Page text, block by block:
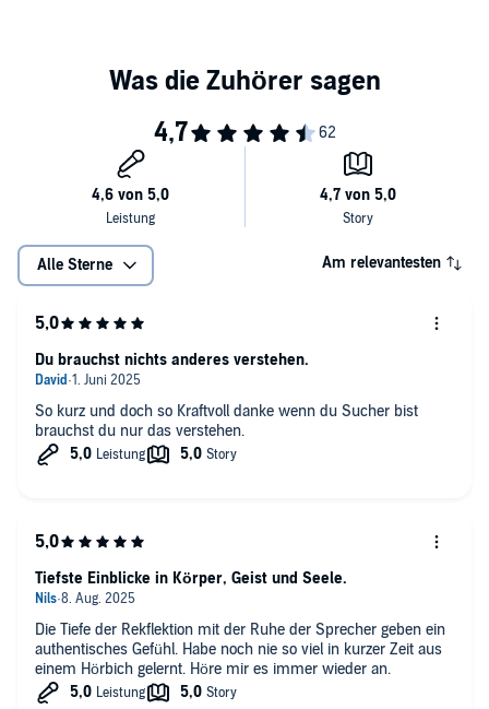
Kostbarkeit in klaren und eindrücklichen Worten: "Alle Fragen, die
den Tiefen der menschlichen Seele entspringen, münden letztlich in
Fragen beinhaltet das Wissen, dass alles, wonach der Mensch
sucht, nur Innen gefunden werden kann. Liebe ist Innen. Wahrheit
ist Innen. Gott ist Innen. Gott ist das Selbst."
©2022 advaitaMedia (P)2022 advaitaMedia
Alle Sterne Am relevantesten
So kurz und doch so Kraftvoll danke wenn du Sucher bist
brauchst du nur das verstehen.
Du brauchst nichts anderes verstehen.
Die Tiefe der Rekflektion mit der Ruhe der Sprecher geben ein
authentisches Gefühl. Habe noch nie so viel in kurzer Zeit aus
einem Hörbich gelernt. Höre mir es immer wieder an.
Tiefste Einblicke in Körper, Geist und Seele.